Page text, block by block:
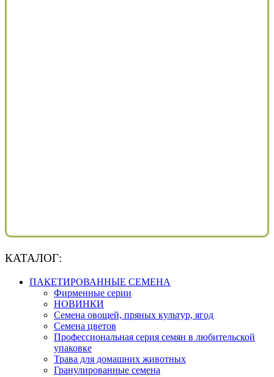
КАТАЛОГ:
ПАКЕТИРОВАННЫЕ СЕМЕНА
Фирменные серии
НОВИНКИ
Семена овощей, пряных культур, ягод
Семена цветов
Профессиональная серия семян в любительской
упаковке
Трава для домашних животных
Гранулированные семена